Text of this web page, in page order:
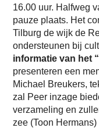
16.00 uur. Halfweg
pauze plaats. Het
Tilburg de wijk de
ondersteunen bij
informatie van het
presenteren een
Michael Breukers,
zal Peer inzage
verzameling en
zee (Toon